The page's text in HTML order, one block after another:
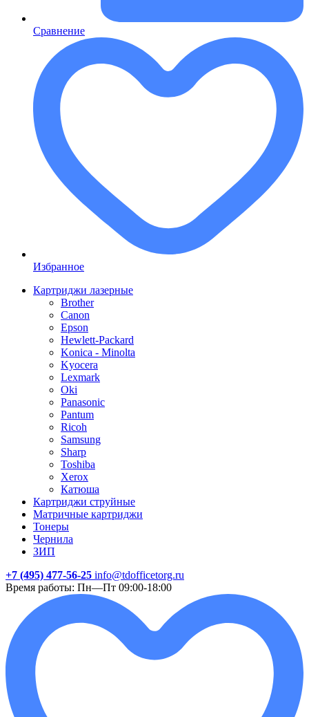
Сравнение
Избранное
Картриджи лазерные
Brother
Canon
Epson
Hewlett-Packard
Konica - Minolta
Kyocera
Lexmark
Oki
Panasonic
Pantum
Ricoh
Samsung
Sharp
Toshiba
Xerox
Катюша
Картриджи струйные
Матричные картриджи
Тонеры
Чернила
ЗИП
+7 (495) 477-56-25 info@tdofficetorg.ru
Время работы: Пн—Пт 09:00-18:00